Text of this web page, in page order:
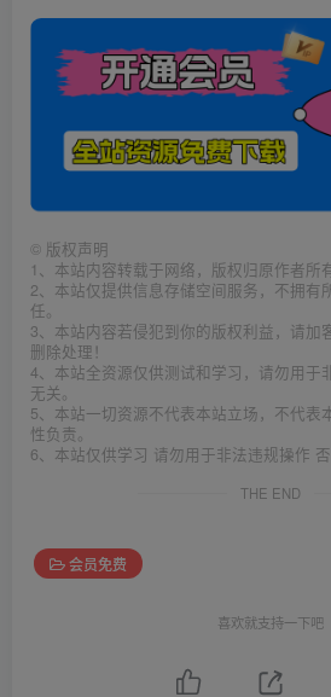
© 版权声明
1、本站内容转载于网络，版权归原作者所有
2、本站仅提供信息存储空间服务，不拥有
任。
3、本站内容若侵犯到你的版权利益，请加
删除处理！
4、本站全资源仅供测试和学习，请勿用于
无关。
5、本站一切资源不代表本站立场，不代表
性负责。
6、本站仅供学习 请勿用于非法违规操作
THE END
会员免费
喜欢就支持一下吧